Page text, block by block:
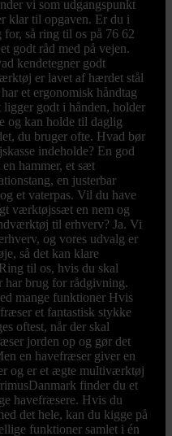
vi som udgangspunkt
klar til opgaven. Er du i
så ring til os på 76 62
godt råd med på vejen.
kendetegner godt
er lavet af hærdet stål
et ergonomisk håndtag
godt i hånden, holder
og kan holde til daglig
du bruger ofte. Hvad bør
indeholde? En god
hammer, et sæt
en justerbar
et vaterpas. Vil du have
værktøjssæt en nem og
til erhverv? Ja. Vi
og vores udvalg er
så det kan klare
til os, hvis du skal
har brug for rådgivning.
mange funktioner Hvis
et fantastisk stykke
oftest, når der skal
jorden op og gør det
en havefræser giver en
og er et ægte multiværktøj
finder du et
havefræsere. Hvis du
det hele, kan du kigge på
funktioner samlet i én